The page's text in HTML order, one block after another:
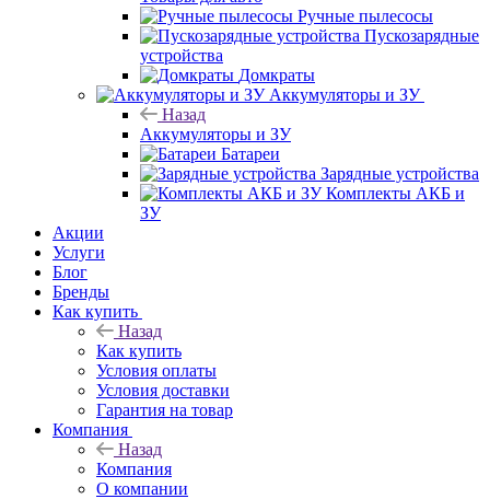
Ручные пылесосы
Пускозарядные
устройства
Домкраты
Аккумуляторы и ЗУ
Назад
Аккумуляторы и ЗУ
Батареи
Зарядные устройства
Комплекты АКБ и
ЗУ
Акции
Услуги
Блог
Бренды
Как купить
Назад
Как купить
Условия оплаты
Условия доставки
Гарантия на товар
Компания
Назад
Компания
О компании